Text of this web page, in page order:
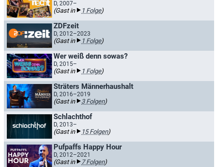
D, 2007–
(Gast in 1 Folge)
ZDFzeit
D, 2012–2023
(Gast in 1 Folge)
Wer weiß denn sowas?
D, 2015–
(Gast in 1 Folge)
Sträters Männerhaushalt
D, 2016–2019
(Gast in 3 Folgen)
Schlachthof
D, 2013–
(Gast in 15 Folgen)
Pufpaffs Happy Hour
D, 2012–2021
(Gast in 7 Folgen)